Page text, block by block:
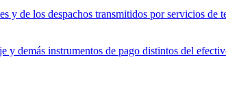
y de los despachos transmitidos por servicios de
y demás instrumentos de pago distintos del